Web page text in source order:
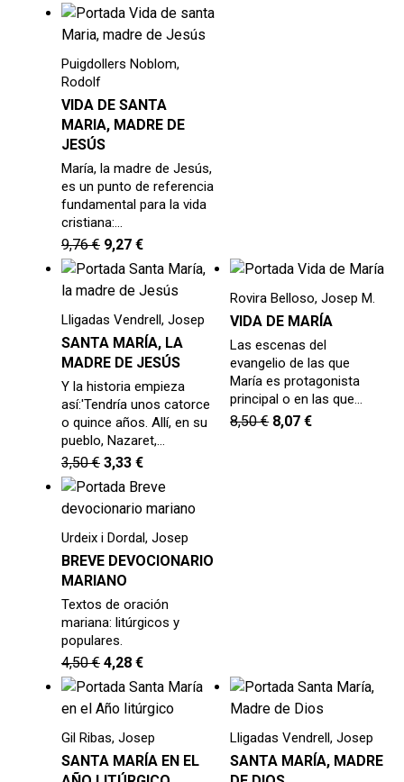
Puigdollers Noblom,
Rodolf
VIDA DE SANTA
MARIA, MADRE DE
JESÚS
María, la madre de Jesús,
es un punto de referencia
fundamental para la vida
cristiana:…
9,76€ 9,27 €
Lligadas Vendrell, Josep
SANTA MARÍA, LA
MADRE DE JESÚS
Y la historia empieza
así:'Tendría unos catorce
o quince años. Allí, en su
pueblo, Nazaret,…
3,50€ 3,33 €
Rovira Belloso, Josep M.
VIDA DE MARÍA
Las escenas del
evangelio de las que
María es protagonista
principal o en las que…
8,50€ 8,07€
Urdeix i Dordal, Josep
BREVE DEVOCIONARIO
MARIANO
Textos de oración
mariana: litúrgicos y
populares.
4,50€ 4,28 €
Gil Ribas, Josep
SANTA MARÍA EN EL
Lligadas Vendrell, Josep
SANTA MARÍA, MADRE